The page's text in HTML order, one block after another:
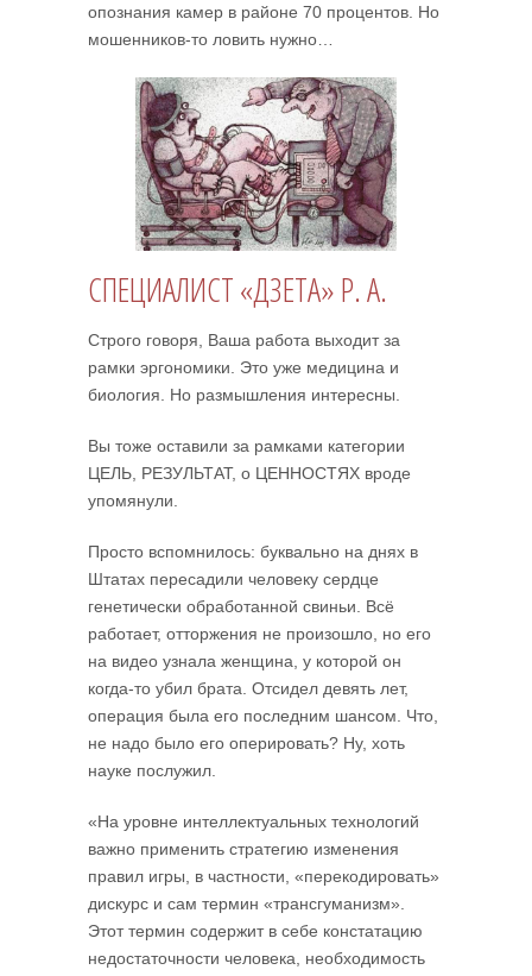
опознания камер в районе 70 процентов. Но
мошенников-то ловить нужно…
СПЕЦИАЛИСТ «ДЗЕТА» Р. А.
Строго говоря, Ваша работа выходит за
рамки эргономики. Это уже медицина и
биология. Но размышления интересны.
Вы тоже оставили за рамками категории
ЦЕЛЬ, РЕЗУЛЬТАТ, о ЦЕННОСТЯХ вроде
упомянули.
Просто вспомнилось: буквально на днях в
Штатах пересадили человеку сердце
генетически обработанной свиньи. Всё
работает, отторжения не произошло, но его
на видео узнала женщина, у которой он
когда-то убил брата. Отсидел девять лет,
операция была его последним шансом. Что,
не надо было его оперировать? Ну, хоть
науке послужил.
«На уровне интеллектуальных технологий
важно применить стратегию изменения
правил игры, в частности, «перекодировать»
дискурс и сам термин «трансгуманизм».
Этот термин содержит в себе констатацию
недостаточности человека, необходимость